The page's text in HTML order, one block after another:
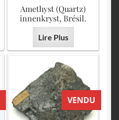
Amethyst (Quartz)
innenkryst, Brésil.
Lire Plus
VENDU